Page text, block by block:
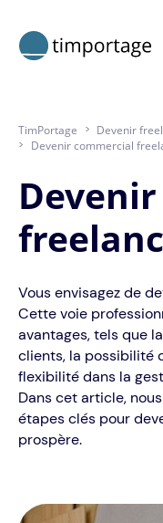
TimPortage > Devenir
>
Devenir commercial
Vous envisagez de
Cette voie
avantages, tels que
clients, la possibilité
flexibilité dans la
Dans cet article,
étapes clés pour
prospère.